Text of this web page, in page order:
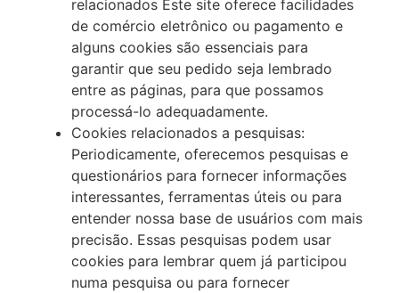
relacionados Este site oferece facilidades
de comércio eletrônico ou pagamento e
alguns cookies são essenciais para
garantir que seu pedido seja lembrado
entre as páginas, para que possamos
processá-lo adequadamente.
Cookies relacionados a pesquisas:
Periodicamente, oferecemos pesquisas e
questionários para fornecer informações
interessantes, ferramentas úteis ou para
entender nossa base de usuários com mais
precisão. Essas pesquisas podem usar
cookies para lembrar quem já participou
numa pesquisa ou para fornecer